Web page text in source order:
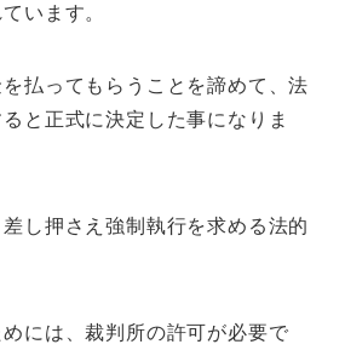
います。
払ってもらうことを諦めて、法
と正式に決定した事になりま
し押さえ強制執行を求める法的
には、裁判所の許可が必要で